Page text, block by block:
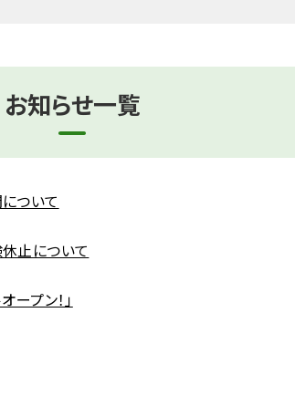
お知らせ一覧
ついて
止について
プン！」